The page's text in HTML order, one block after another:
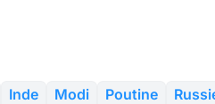
Inde Modi Poutine